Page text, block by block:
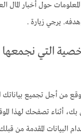
حول أخبار المال
يرجي زيارة .
التي نجمعها
من أجل تجميع
بك، أثناء تصفحك لهذا
البيانات المقدمة من